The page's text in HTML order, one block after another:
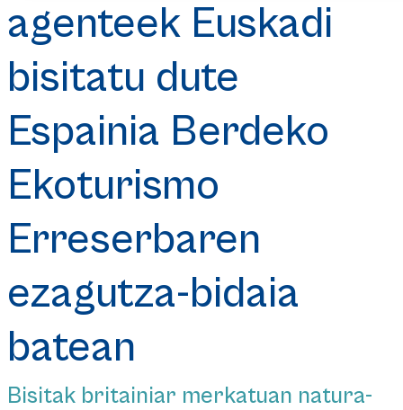
agenteek Euskadi
bisitatu dute
Espainia Berdeko
Ekoturismo
Erreserbaren
ezagutza-bidaia
batean
Bisitak britainiar merkatuan natura-